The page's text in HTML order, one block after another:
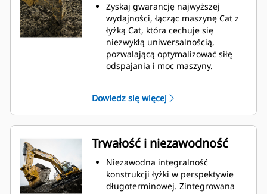
Zyskaj gwarancję najwyższej
wydajności, łącząc maszynę Cat z
łyżką Cat, która cechuje się
niezwykłą uniwersalnością,
pozwalającą optymalizować siłę
odspajania i moc maszyny.
materiału na łyżkę. Zwiększony
prześwit lemiesza zapewnia
zmniejszony opór dolnej części
łyżki, co obniża koszty związane z
konserwacją.
Zużycie paliwa jest najwyższe
podczas kopania. Łyżki Cat
gwarantują szybkie cięcie
Dowiedz się więcej
Trwałość i niezawodność
Niezawodna integralność
konstrukcji łyżki w perspektywie
długoterminowej. Zintegrowana